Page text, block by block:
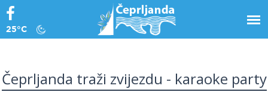
25°C
Čeprljanda traži zvijezdu - karaoke party